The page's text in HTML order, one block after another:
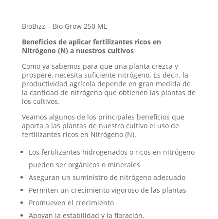
BioBizz – Bio Grow 250 ML
Beneficios de aplicar fertilizantes ricos en
Nitrógeno (N) a nuestros cultivos
Como ya sabemos para que una planta crezca y
prospere, necesita suficiente nitrógeno. Es decir, la
productividad agrícola depende en gran medida de
la cantidad de nitrógeno que obtienen las plantas de
los cultivos.
Veamos algunos de los principales beneficios que
aporta a las plantas de nuestro cultivo el uso de
fertilizantes ricos en Nitrógeno (N).
Los fertilizantes hidrogenados o ricos en nitrógeno
pueden ser orgánicos o minerales
Aseguran un suministro de nitrógeno adecuado
Permiten un crecimiento vigoroso de las plantas
Promueven el crecimiento
Apoyan la estabilidad y la floración.